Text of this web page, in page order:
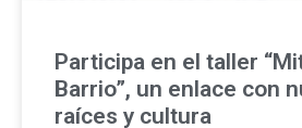
Participa en el taller
Barrio”, un enlace con
raíces y cultura